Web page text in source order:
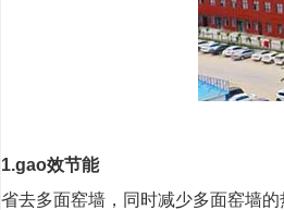
1.gao效节能
省去多面窑墙，同时减少多面窑墙